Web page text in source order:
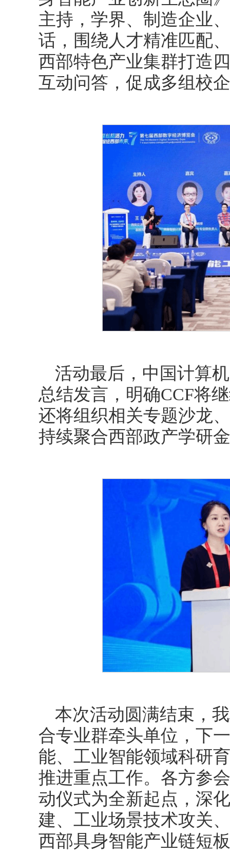
主持，学界、制造企业
话，围绕人才精准匹配
西部特色产业集群打造
互动问答，促成多组校
活动最后，中国计算
总结发言，明确CCF将
还将组织相关专题沙龙
持续聚合西部政产学研
本次活动圆满结束，
合专业群牵头单位，下
能、工业智能领域科研
推进重点工作。各方参
动仪式为全新起点，深
建、工业场景技术攻关
西部具身智能产业链短